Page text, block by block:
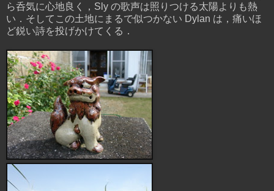
ら呑気に心地良く，Sly の歌声は照りつける太陽よりも熱
い．そしてこの土地にまるで似つかない Dylan は，痛いほ
ど鋭い詩を投げかけてくる．